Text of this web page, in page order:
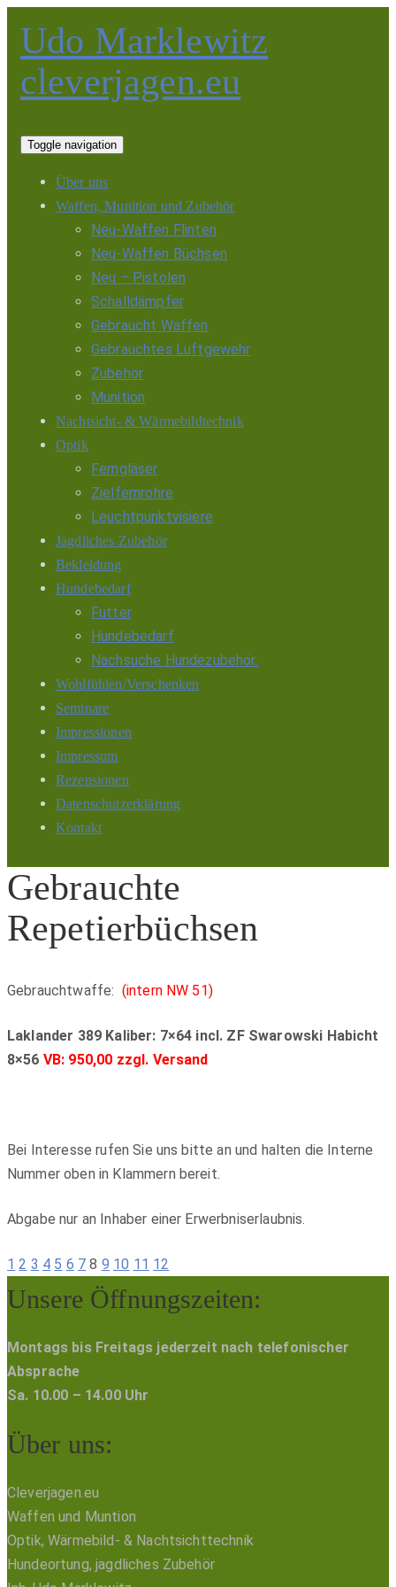
Udo Marklewitz
cleverjagen.eu
Toggle navigation
Über uns
Waffen, Munition und Zubehör
Neu-Waffen Flinten
Neu-Waffen Büchsen
Neu – Pistolen
Schalldämpfer
Gebraucht Waffen
Gebrauchtes Luftgewehr
Zubehör
Munition
Nachtsicht- & Wärmebildtechnik
Optik
Ferngläser
Zielfernrohre
Leuchtpunktvisiere
Jagdliches Zubehör
Bekleidung
Hundebedarf
Futter
Hundebedarf
Nachsuche Hundezubehör:
Wohlfühlen/Verschenken
Seminare
Impressionen
Impressum
Rezensionen
Datenschutzerklärung
Kontakt
Gebrauchte
Repetierbüchsen
Gebrauchtwaffe: (intern NW 51)
Laklander 389 Kaliber: 7×64 incl. ZF Swarowski Habicht
8×56 VB: 950,00 zzgl. Versand
Bei Interesse rufen Sie uns bitte an und halten die Interne
Nummer oben in Klammern bereit.
Abgabe nur an Inhaber einer Erwerbniserlaubnis.
1 2 3 4 5 6 7 8 9 10 11 12
Unsere Öffnungszeiten:
Montags bis Freitags jederzeit nach telefonischer
Absprache
Sa. 10.00 – 14.00 Uhr
Über uns:
Cleverjagen.eu
Waffen und Muntion
Optik, Wärmebild- & Nachtsichttechnik
Hundeortung, jagdliches Zubehör